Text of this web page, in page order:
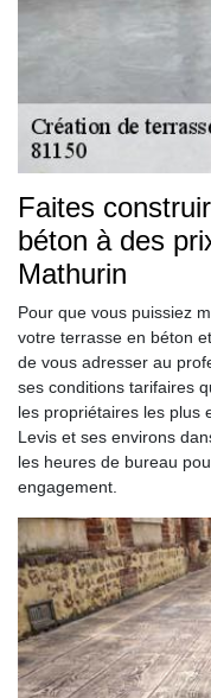
Faites
béton à des
Mathurin
Pour que vous puissiez
votre terrasse en béton
de vous adresser au
ses conditions tarifaires
les propriétaires les plus
Levis et ses environs
les heures de bureau
engagement.